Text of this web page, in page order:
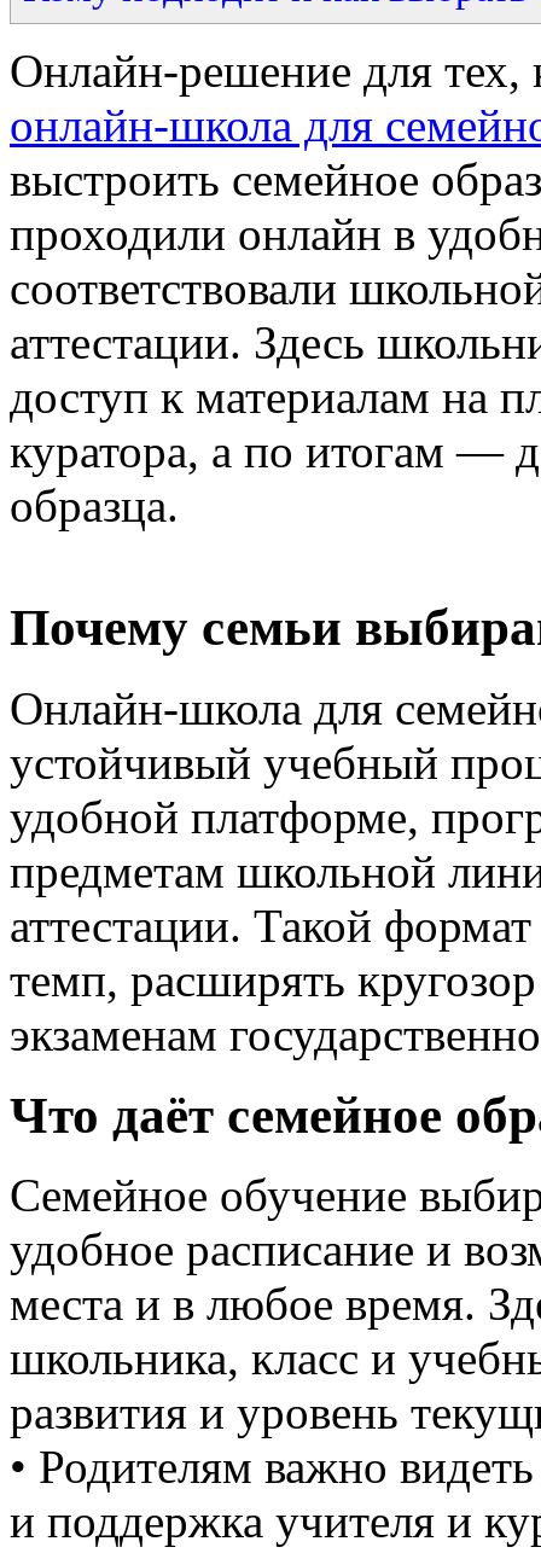
Онлайн-решение для тех,
онлайн-школа для
выстроить семейное
проходили онлайн в
соответствовали
аттестации. Здесь
доступ к материалам на
куратора, а по итогам —
образца.
Почему семьи
Онлайн-школа для
устойчивый учебный
удобной платформе,
предметам школьной
аттестации. Такой
темп, расширять
экзаменам
Что даёт семейное
Семейное обучение
удобное расписание и
места и в любое время.
школьника, класс и
развития и уровень
• Родителям важно
и поддержка учителя и